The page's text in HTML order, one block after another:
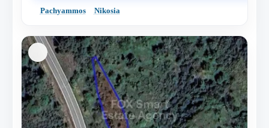
Pachyammos Nikosia